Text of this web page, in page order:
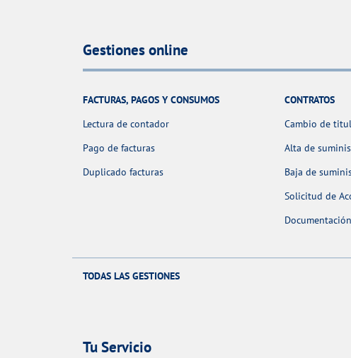
Gestiones online
FACTURAS, PAGOS Y CONSUMOS
Lectura de contador
Pago de facturas
Duplicado facturas
CONTRATOS
Cambio de
Alta de
Baja de
Solicitud de
TODAS LAS GESTIONES
Tu Servicio